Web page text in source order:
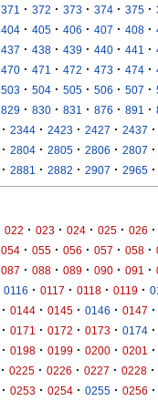
371 · 372 · 373 · 374 · 375 ·
404 · 405 · 406 · 407 · 408 ·
437 · 438 · 439 · 440 · 441 ·
470 · 471 · 472 · 473 · 474 ·
503 · 504 · 505 · 506 · 507 ·
829 · 830 · 831 · 876 · 891 ·
· 2344 · 2423 · 2427 · 2437 ·
· 2804 · 2805 · 2806 · 2807 ·
· 2881 · 2882 · 2907 · 2965 ·
022 · 023 · 024 · 025 · 026 ·
054 · 055 · 056 · 057 · 058 ·
087 · 088 · 089 · 090 · 091 ·
0116 · 0117 · 0118 · 0119 ·
· 0144 · 0145 · 0146 · 0147 ·
· 0171 · 0172 · 0173 · 0174 ·
· 0198 · 0199 · 0200 · 0201 ·
· 0225 · 0226 · 0227 · 0228 ·
· 0253 · 0254 · 0255 · 0256 ·